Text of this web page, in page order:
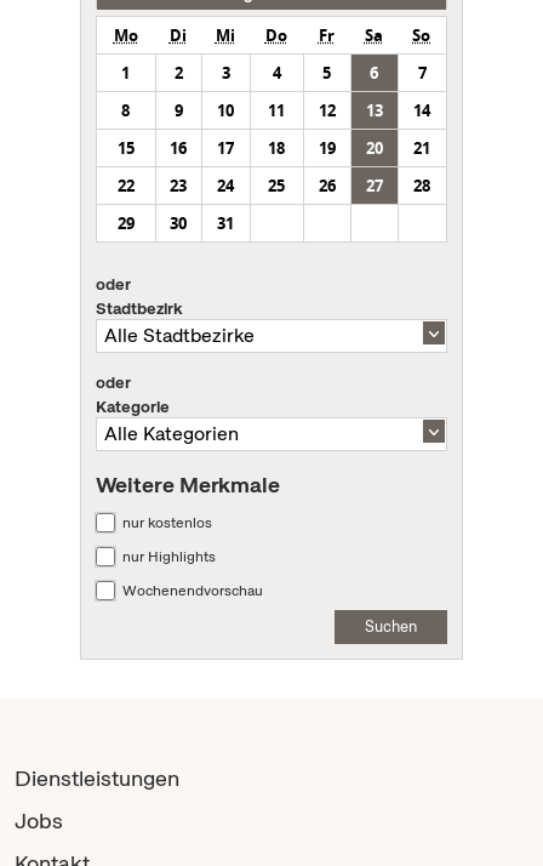
Mo Di Mi Do Fr Sa
So
1
2 3 4 5 6
7
8
9 10 11 12 13
14
15
16 17 18 19 20
21
22
23 24 25 26 27
28
29
30 31
oder
Stadtbezirk
oder
Kategorie
Weitere Merkmale
nur kostenlos
nur Highlights
Wochenendvorschau
Suchen
Dienstleistungen
Jobs